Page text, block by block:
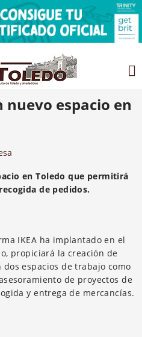
nuevo espacio en
en Toledo que permitirá
de pedidos.
IKEA ha implantado en el
propiciará la creación de
espacios de trabajo como
de proyectos de
y entrega de mercancías.